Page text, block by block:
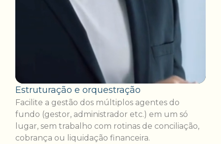
Estruturação e orquestração
Facilite a gestão dos múltiplos agentes do
fundo (gestor, administrador etc.) em um só
lugar, sem trabalho com rotinas de conciliação,
cobrança ou liquidação financeira.